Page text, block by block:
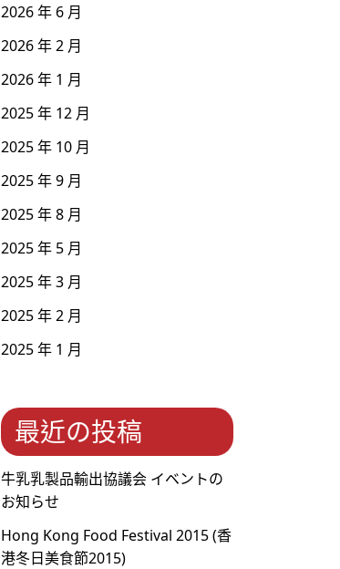
2026 年 6 月
2026 年 2 月
2026 年 1 月
2025 年 12 月
2025 年 10 月
2025 年 9 月
2025 年 8 月
2025 年 5 月
2025 年 3 月
2025 年 2 月
2025 年 1 月
最近の投稿
牛乳乳製品輸出協議会 イベントの
お知らせ
Hong Kong Food Festival 2015 (⾹
港冬⽇美⾷節2015)